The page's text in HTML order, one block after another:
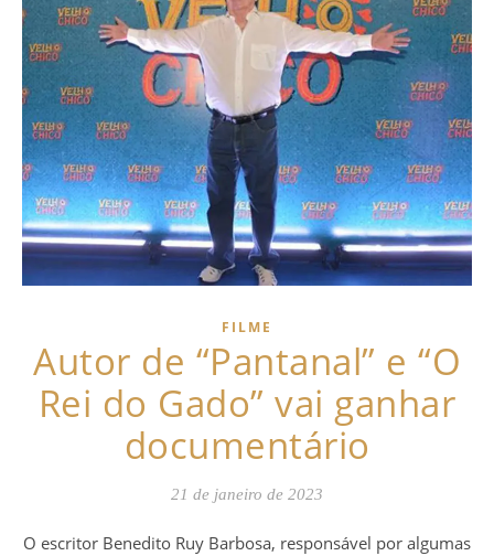
FILME
Autor de “Pantanal” e “O
Rei do Gado” vai ganhar
documentário
21 de janeiro de 2023
O escritor Benedito Ruy Barbosa, responsável por algumas